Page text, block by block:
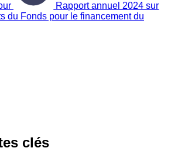
Rapport annuel 2024 sur
du Fonds pour le financement du
clés